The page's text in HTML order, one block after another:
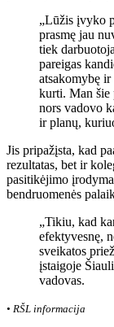
„Lūžis įvyko
prasmę jau
tiek
pareigas
atsakomybę
kurti. Man šie
nors vadovo
ir planų,
Jis pripažįsta, kad
rezultatas, bet ir
pasitikėjimo
bendruomenės
„Tikiu, kad
efektyvesnę,
sveikatos
įstaigoje
vadovas.
• RŠL informacija